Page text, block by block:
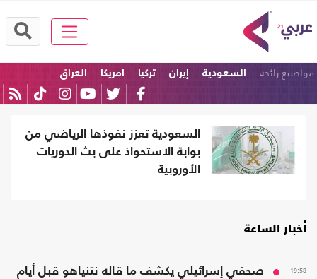
مواضيع رائجة السعودية إيران تركيا امريكا
العراق
السعودية تعزز نفوذها الرياضي من
بوابة الاستحواذ على بث الدوريات
الأوروبية
أخبار الساعة
19:58
صحفي إسرائيلي يكشف ما قاله نتنياهو قبل أيام